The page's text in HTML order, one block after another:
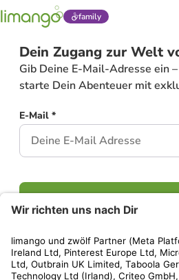
family
Dein Zugang zur Welt
Gib Deine E-Mail-Adresse ein
starte Dein Abenteuer mit
E-Mail *
Weiter